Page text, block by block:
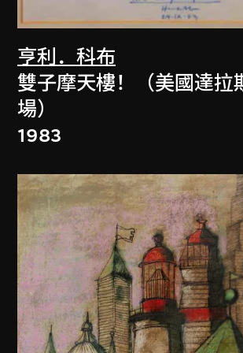
亨利．科布
雙子摩天樓！（美國達拉
場）
1983